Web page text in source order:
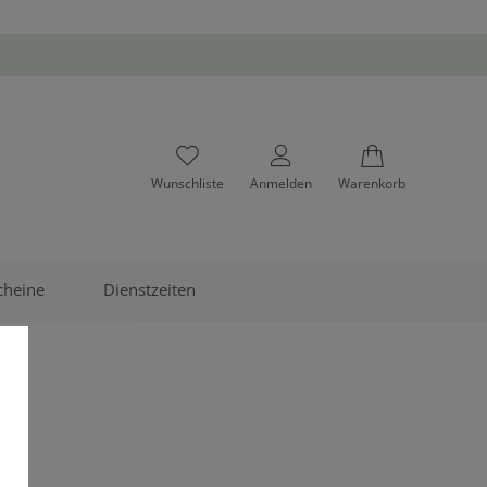
Wunschliste Anmelden Warenkorb
Dienstzeiten